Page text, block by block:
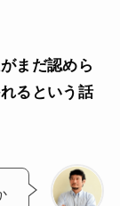
まだ認めら
るという話